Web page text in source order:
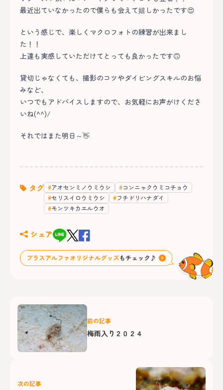
最近出ていなかったので僕らも会えて嬉しかったです😍
という感じで、楽しくマクロフォトの練習が出来まし
た！！
上達も実感していただけてとっても良かったです🙃
貸切じゃなくても、撮影のコツやダイビングスキルのお悩
みなど、
いつでもアドバイスしますので、お気軽にお声がけくださ
いね(^^)/
それではまた明日～👋
タグ アオセンミノウミウシ
コンニャクウミコチョウ
セリスイロウミウシ
フチドリハナダイ
モンツキカエルウオ
シェア
前の記事
梅雨入り２０２４
次の記事